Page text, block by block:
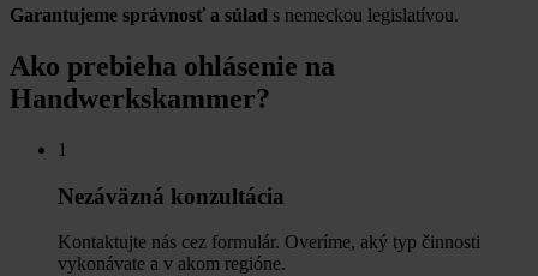
Garantujeme správnosť a súlad s nemeckou legislatívou.
Ako prebieha ohlásenie na
Handwerkskammer?
1
Nezáväzná konzultácia
Kontaktujte nás cez formulár. Overíme, aký typ činnosti
vykonávate a v akom regióne.